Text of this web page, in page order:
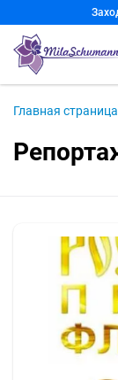
Главная страница